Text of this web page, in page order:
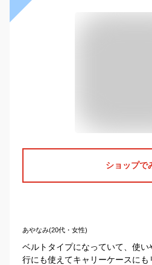
ショップで
あやなみ(20代・女性)
ベルトタイプになっていて、使
行にも使えてキャリーケースに